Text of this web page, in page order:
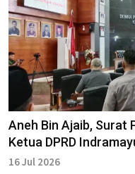
Aneh Bin Ajaib, Surat
Ketua DPRD
16 Jul 2026